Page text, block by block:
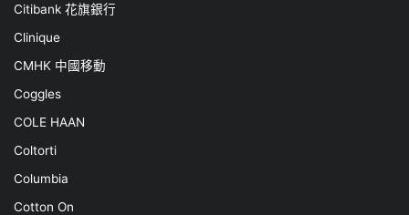
Citibank 花旗銀行
Clinique
CMHK 中國移動
Coggles
COLE HAAN
Coltorti
Columbia
Cotton On